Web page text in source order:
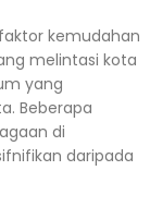
kemudahan
melintasi kota
yang
Beberapa
di
daripada